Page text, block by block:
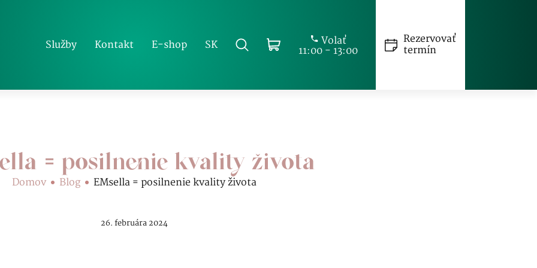
Služby Kontakt E-shop SK Volať
11:00 - 13:00
Rezervovať
termín
= posilnenie kvality života
Domov Blog EMsella = posilnenie kvality života
26. februára 2024